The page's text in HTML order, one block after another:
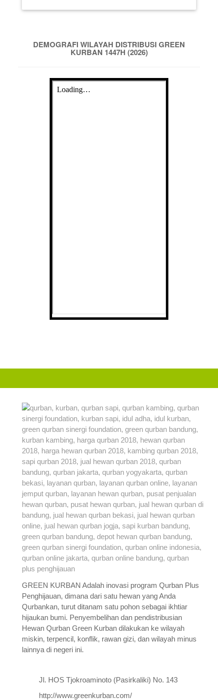
DEMOGRAFI WILAYAH DISTRIBUSI GREEN
KURBAN 1447H (2026)
GREEN KURBAN Adalah inovasi program Qurban Plus
Penghijauan, dimana dari satu hewan yang Anda
Qurbankan, turut ditanam satu pohon sebagai ikhtiar
hijaukan bumi. Penyembelihan dan pendistribusian
Hewan Qurban Green Kurban dilakukan ke wilayah
miskin, terpencil, konflik, rawan gizi, dan wilayah minus
lainnya di negeri ini.
Jl. HOS Tjokroaminoto (Pasirkaliki) No. 143
http://www.greenkurban.com/